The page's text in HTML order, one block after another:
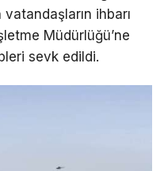
ihbarı
Müdürlüğü’ne
sevk edildi.